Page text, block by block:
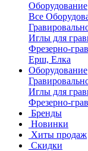
Оборудование
Все
Иглы для
Фрезерно-
Ерш, Елка
Оборудование
Иглы для
Фрезерно-
Бренды
Новинки
Хиты продаж
Скидки